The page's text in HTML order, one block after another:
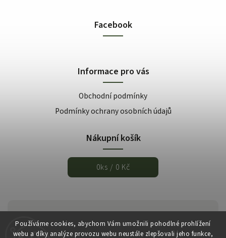
Používáme cookies, abychom Vám umožnili pohodlné prohlížení
webu a díky analýze provozu webu neustále zlepšovali jeho funkce,
Facebook
Informace pro vás
Obchodní podmínky
Podmínky ochrany osobních údajů
Nákupní košík
0ks / 0 Kč